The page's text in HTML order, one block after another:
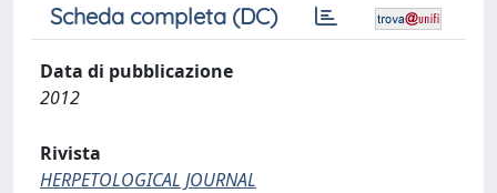
Scheda completa (DC)
Data di pubblicazione
2012
Rivista
HERPETOLOGICAL JOURNAL